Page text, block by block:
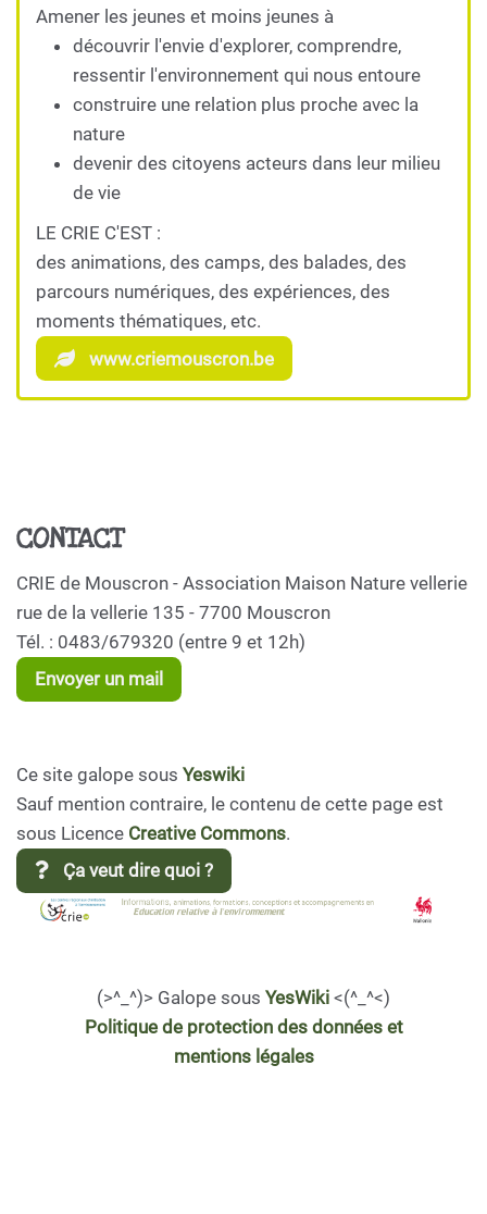
Amener les jeunes et moins jeunes à
découvrir l'envie d'explorer, comprendre,
ressentir l'environnement qui nous entoure
construire une relation plus proche avec la
nature
devenir des citoyens acteurs dans leur milieu
de vie
LE CRIE C'EST :
des animations, des camps, des balades, des
parcours numériques, des expériences, des
moments thématiques, etc.
www.criemouscron.be
CONTACT
CRIE de Mouscron - Association Maison Nature vellerie
rue de la vellerie 135 - 7700 Mouscron
Tél. : 0483/679320 (entre 9 et 12h)
Envoyer un mail
Ce site galope sous Yeswiki
Sauf mention contraire, le contenu de cette page est
sous Licence Creative Commons.
Ça veut dire quoi ?
(>^_^)> Galope sous YesWiki <(^_^<)
Politique de protection des données et
mentions légales